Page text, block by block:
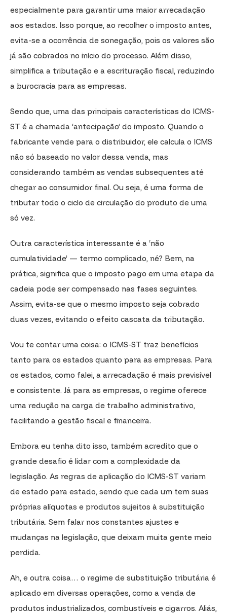
especialmente para garantir uma maior arrecadação
aos estados. Isso porque, ao recolher o imposto antes,
evita-se a ocorrência de sonegação, pois os valores são
já são cobrados no início do processo. Além disso,
simplifica a tributação e a escrituração fiscal, reduzindo
a burocracia para as empresas.
Sendo que, uma das principais características do ICMS-
ST é a chamada ‘antecipação’ do imposto. Quando o
fabricante vende para o distribuidor, ele calcula o ICMS
não só baseado no valor dessa venda, mas
considerando também as vendas subsequentes até
chegar ao consumidor final. Ou seja, é uma forma de
tributar todo o ciclo de circulação do produto de uma
só vez.
Outra característica interessante é a ‘não
cumulatividade’ — termo complicado, né? Bem, na
prática, significa que o imposto pago em uma etapa da
cadeia pode ser compensado nas fases seguintes.
Assim, evita-se que o mesmo imposto seja cobrado
duas vezes, evitando o efeito cascata da tributação.
Vou te contar uma coisa: o ICMS-ST traz benefícios
tanto para os estados quanto para as empresas. Para
os estados, como falei, a arrecadação é mais previsível
e consistente. Já para as empresas, o regime oferece
uma redução na carga de trabalho administrativo,
facilitando a gestão fiscal e financeira.
Embora eu tenha dito isso, também acredito que o
grande desafio é lidar com a complexidade da
legislação. As regras de aplicação do ICMS-ST variam
de estado para estado, sendo que cada um tem suas
próprias alíquotas e produtos sujeitos à substituição
tributária. Sem falar nos constantes ajustes e
mudanças na legislação, que deixam muita gente meio
perdida.
Ah, e outra coisa… o regime de substituição tributária é
aplicado em diversas operações, como a venda de
produtos industrializados, combustíveis e cigarros. Aliás,